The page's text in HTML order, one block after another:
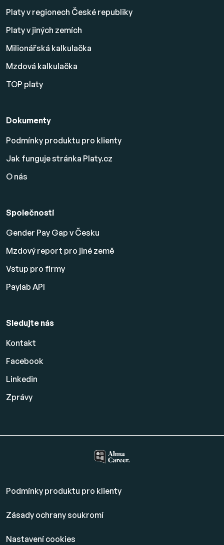
Platy v regionech České republiky
Platy v jiných zemích
Milionářská kalkulačka
Mzdová kalkulačka
TOP platy
Dokumenty
Podmínky produktu pro klienty
Jak funguje stránka Platy.cz
O nás
Společnosti
Gender Pay Gap v Česku
Mzdový report pro jiné země
Vstup pro firmy
Paylab API
Sledujte nás
Kontakt
Facebook
Linkedin
Zprávy
Podmínky produktu pro klienty
Zásady ochrany soukromí
Nastavení cookies